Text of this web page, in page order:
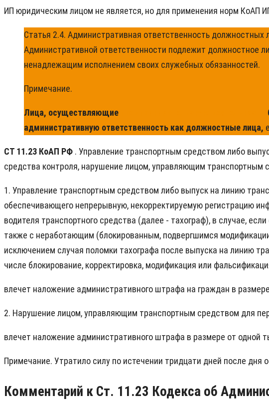
ИП юридическим лицом не является, но для применения норм КоАП
Статья 2.4. Административная ответственность должностных
Административной ответственности подлежит должностное
ненадлежащим исполнением своих служебных обязанностей.
Примечание.
Лица, осуществляющие
административную ответственность как должностные лица,
СТ 11.23 КоАП РФ . Управление транспортным средством либо
средства контроля, нарушение лицом, управляющим транспортным
1. Управление транспортным средством либо выпуск на линию
обеспечивающего непрерывную, некорректируемую регистрацию
водителя транспортного средства (далее - тахограф), в случае,
также с неработающим (блокированным, подвергшимся
исключением случая поломки тахографа после выпуска на линию
числе блокирование, корректировка, модификация или
влечет наложение административного штрафа на граждан в
2. Нарушение лицом, управляющим транспортным средством для
влечет наложение административного штрафа в размере от одной
Примечание. Утратило силу по истечении тридцати дней после дня
Комментарий к Ст. 11.23 Кодекса об